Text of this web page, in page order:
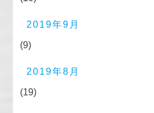
2019年9月
(9)
2019年8月
(19)